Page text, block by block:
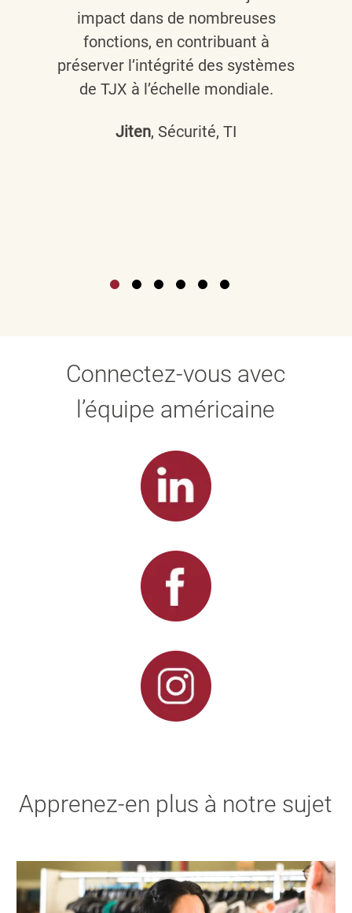
impact dans de nombreuses
fonctions, en contribuant à
préserver l’intégrité des systèmes
de TJX à l’échelle mondiale.
Jiten, Sécurité, TI
Connectez-vous avec
l’équipe américaine
Apprenez-en plus à notre sujet